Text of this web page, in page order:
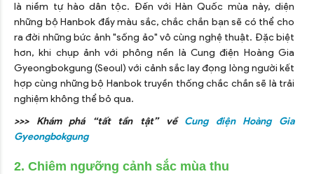
là niềm tự hào dân tộc. Đến với Hàn Quốc mùa này, diện
những bộ Hanbok đầy màu sắc, chắc chắn bạn sẽ có thể cho
ra đời những bức ảnh "sống ảo" vô cùng nghệ thuật. Đặc biệt
hơn, khi chụp ảnh với phông nền là Cung điện Hoàng Gia
Gyeongbokgung (Seoul) với cảnh sắc lay đọng lòng người kết
hợp cùng những bộ Hanbok truyền thống chắc chắn sẽ là trải
nghiệm không thể bỏ qua.
>>> Khám phá “tất tần tật” về Cung điện Hoàng Gia
Gyeongbokgung
2. Chiêm ngưỡng cảnh sắc mùa thu